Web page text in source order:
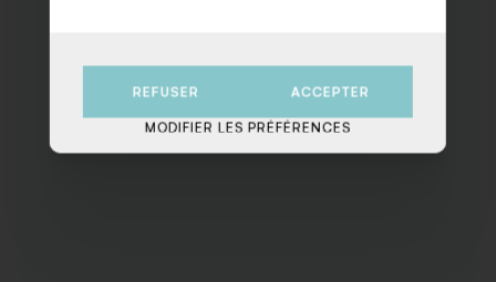
REFUSER ACCEPTER
MODIFIER LES PRÉFÉRENCES